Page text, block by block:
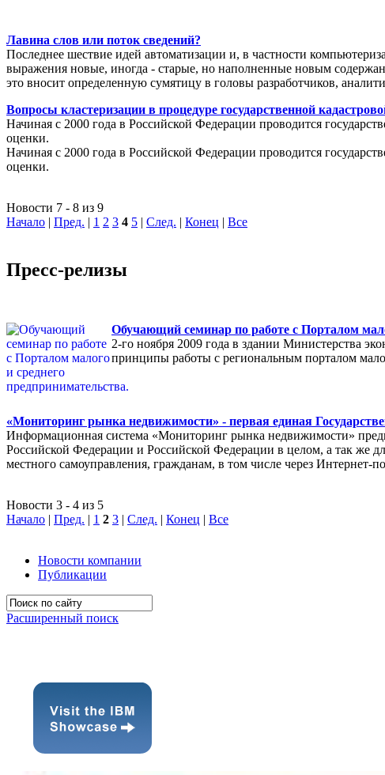
Лавина слов или поток сведений?
Последнее шествие идей автоматизации и, в частности
выражения новые, иногда - старые, но наполненные новым
это вносит определенную сумятицу в головы разработчиков,
Вопросы кластеризации в процедуре государственной
Начиная с 2000 года в Российской Федерации проводится
оценки.
Начиная с 2000 года в Российской Федерации проводится
оценки.
Новости 7 - 8 из 9
Начало | Пред. | 1 2 3 4 5 | След. | Конец | Все
Пресс-релизы
Обучающий семинар по работе с Порталом
2-го ноября 2009 года в здании Министерства
принципы работы с региональным порталом
«Мониторинг рынка недвижимости» - первая единая
Информационная система «Мониторинг рынка недвижимости»
Российской Федерации и Российской Федерации в целом, а так же
местного самоуправления, гражданам, в том числе через Интернет-
Новости 3 - 4 из 5
Начало | Пред. | 1 2 3 | След. | Конец | Все
Новости компании
Публикации
Расширенный поиск